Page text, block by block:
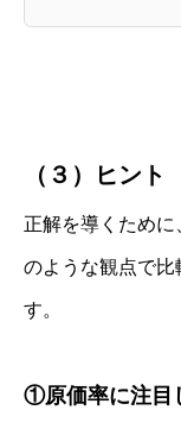
（３）ヒント
正解を導くため
のような観点で比
す。
①原価率に注目